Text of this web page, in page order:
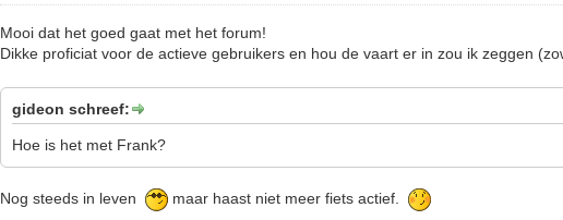
Mooi dat het goed gaat met het forum!
Dikke proficiat voor de actieve gebruikers en hou de vaart er in zou ik zeggen
gideon schreef:
Hoe is het met Frank?
Nog steeds in leven maar haast niet meer fiets actief.